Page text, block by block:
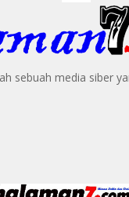
sebuah media siber